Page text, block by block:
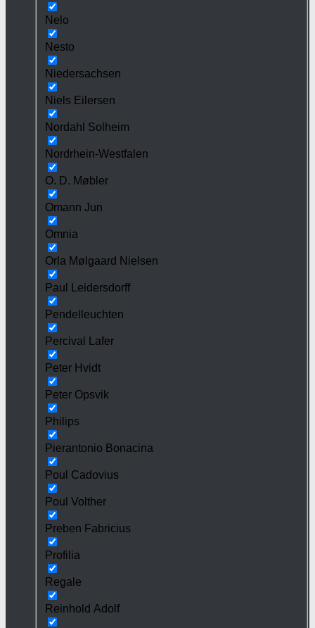
Nelo
Nesto
Niedersachsen
Niels Eilersen
Nordahl Solheim
Nordrhein-Westfalen
O. D. Møbler
Omann Jun
Omnia
Orla Mølgaard Nielsen
Paul Leidersdorff
Pendelleuchten
Percival Lafer
Peter Hvidt
Peter Opsvik
Philips
Pierantonio Bonacina
Poul Cadovius
Poul Volther
Preben Fabricius
Profilia
Regale
Reinhold Adolf